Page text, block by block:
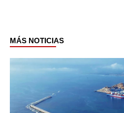
MÁS NOTICIAS
PagePagePage PagePage